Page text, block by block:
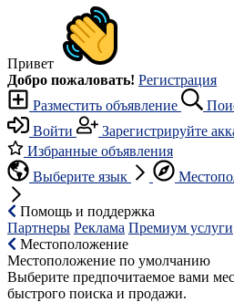
Привет
Добро пожаловать! Регистрация
Разместить объявление
Войти
Зарегистрируйте
Избранные объявления
Выберите язык
Помощь и поддержка
Партнеры Реклама Премиум услуги
Местоположение
Местоположение по умолчанию
Выберите предпочитаемое вами
быстрого поиска и продажи.